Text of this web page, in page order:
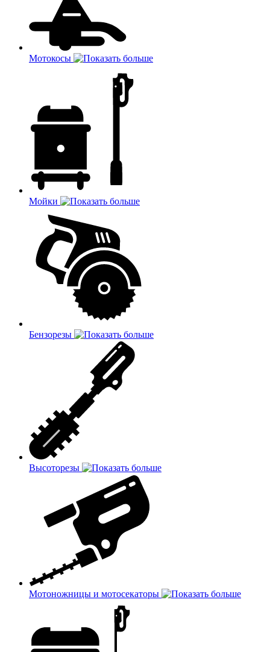
Мотокосы
Мойки
Бензорезы
Высоторезы
Мотоножницы и мотосекаторы